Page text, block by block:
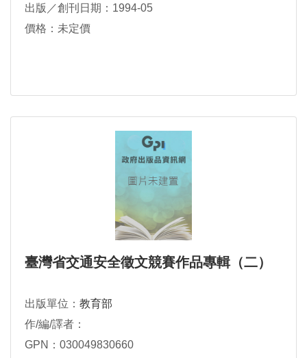
出版／創刊日期：1994-05
價格：未定價
臺灣省交通安全徵文競賽作品專輯（二）
出版單位： 教育部
作/編/譯者：
GPN：030049830660